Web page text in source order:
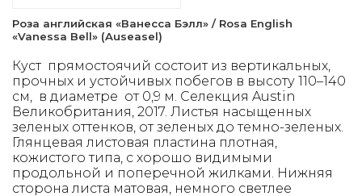
Роза английская «Ванесса Бэлл» / Rosa English
«Vanessa Bell» (Auseasel)
Куст прямостоячий состоит из вертикальных,
прочных и устойчивых побегов в высоту 110–140
см, в диаметре от 0,9 м. Селекция Austin
Великобритания, 2017. Листья насыщенных
зеленых оттенков, от зеленых до темно-зеленых.
Глянцевая листовая пластина плотная,
кожистого типа, с хорошо видимыми
продольной и поперечной жилками. Нижняя
сторона листа матовая, немного светлее